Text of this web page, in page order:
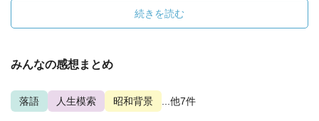
続きを読む
みんなの感想まとめ
落語 人生模索 昭和背景 ...他7件